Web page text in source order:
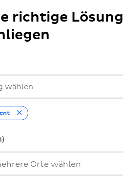
richtige Lösung
wählen
Entfernen